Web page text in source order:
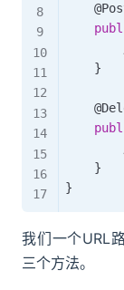
}
}
}
我们一个URL
三个方法。